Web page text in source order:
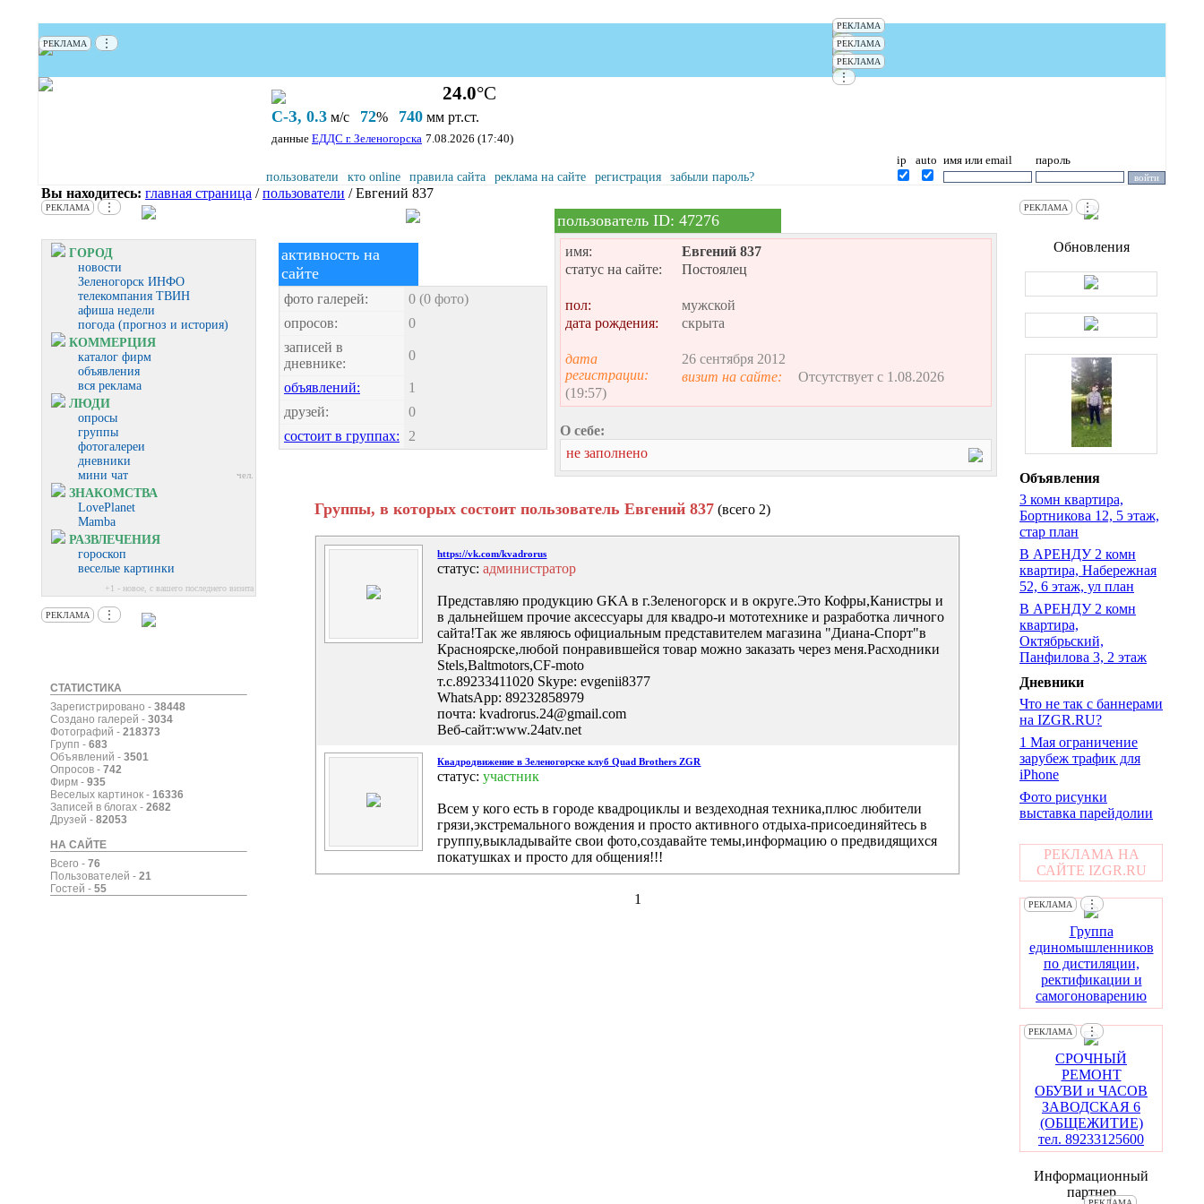
РЕКЛАМА ⋮
РЕКЛАМА
⋮
РЕКЛАМА
⋮
РЕКЛАМА
⋮
24.0°С
С-З, 0.3 м/с 72% 740 мм рт.ст.
данные ЕДДС г. Зеленогорска 7.08.2026 (17:40)
пользователи кто online правила сайта реклама на сайте регистрация забыли пароль?
ip auto имя или email пароль
Вы находитесь: главная страница /пользователи / Евгений 837
РЕКЛАМА ⋮
ГОРОД
новости
Зеленогорск ИНФО
телекомпания ТВИН
афиша недели
погода (прогноз и история)
КОММЕРЦИЯ
каталог фирм
объявления
вся реклама
ЛЮДИ
опросы
группы
фотогалереи
дневники
мини чат
чел.
ЗНАКОМСТВА
LovePlanet
Mamba
РАЗВЛЕЧЕНИЯ
гороскоп
веселые картинки
+1 - новое, с вашего последнего визита
РЕКЛАМА ⋮
СТАТИСТИКА
Зарегистрировано - 38448
Создано галерей - 3034
Фотографий - 218373
Групп - 683
Объявлений - 3501
Опросов - 742
Фирм - 935
Веселых картинок - 16336
Записей в блогах - 2682
Друзей - 82053
НА САЙТЕ
Всего - 76
Пользователей - 21
Гостей - 55
активность на
сайте
фото галерей:
0 (0 фото)
опросов:
0
записей в
дневнике:
0
объявлений:
1
друзей:
0
состоит в группах:
2
пользователь ID: 47276
имя:
Евгений 837
статус на сайте:
Постоялец
пол:
мужской
дата рождения:
скрыта
дата
регистрации:
26 сентября 2012
визит на сайте:
Отсутствует с 1.08.2026
(19:57)
О себе:
не заполнено
Группы, в которых состоит пользователь Евгений 837 (всего 2)
https://vk.com/kvadrorus
статус:администратор
Представляю продукцию GKA в г.Зеленогорск и в округе.Это Кофры,Канистры и
в дальнейшем прочие аксессуары для квадро-и мототехнике и разработка личного
сайта!Так же являюсь официальным представителем магазина "Диана-Спорт"в
Красноярске,любой понравившейся товар можно заказать через меня.Расходники
Stels,Baltmotors,CF-moto
т.с.89233411020 Skype: evgenii8377
WhatsApp: 89232858979
почта: kvadrorus.24@gmail.com
Веб-сайт:www.24atv.net
Квадродвижение в Зеленогорске клуб Quad Brothers ZGR
статус:участник
Всем у кого есть в городе квадроциклы и вездеходная техника,плюс любители
грязи,экстремального вождения и просто активного отдыха-присоединяйтесь в
группу,выкладывайте свои фото,создавайте темы,информацию о предвидящихся
покатушках и просто для общения!!!
1
РЕКЛАМА ⋮
Обновления
Объявления
3 комн квартира,
Бортникова 12, 5 этаж,
стар план
В АРЕНДУ 2 комн
квартира, Набережная
52, 6 этаж, ул план
В АРЕНДУ 2 комн
квартира,
Октябрьский,
Панфилова 3, 2 этаж
Дневники
Что не так с баннерами
на IZGR.RU?
1 Мая ограничение
зарубеж трафик для
iPhone
Фото рисунки
выставка парейдолии
РЕКЛАМА НА
САЙТЕ IZGR.RU
РЕКЛАМА ⋮
Группа
единомышленников
по дистиляции,
ректификации и
самогоноварению
РЕКЛАМА ⋮
СРОЧНЫЙ
РЕМОНТ
ОБУВИ и ЧАСОВ
ЗАВОДСКАЯ 6
(ОБЩЕЖИТИЕ)
тел. 89233125600
Информационный
партнер